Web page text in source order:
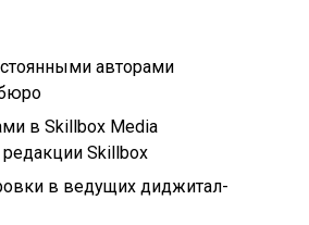
авторами
в Skillbox Media
Skillbox
в ведущих диджитал-